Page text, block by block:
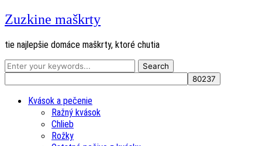
Zuzkine maškrty
tie najlepšie domáce maškrty, ktoré chutia
Kvások a pečenie
Ražný kvások
Chlieb
Rožky